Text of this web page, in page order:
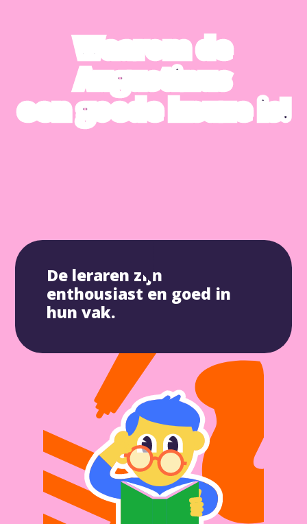
Waarom de
Augustinus
een goede keuze is!
De leraren zijn
enthousiast en goed in
hun vak.